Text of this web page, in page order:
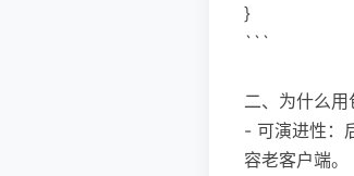
}
```
二、为什么
- 可演进性：
容老客户端。